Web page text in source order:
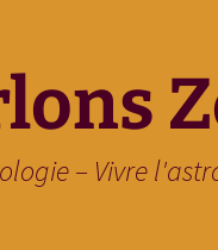
– Vivre